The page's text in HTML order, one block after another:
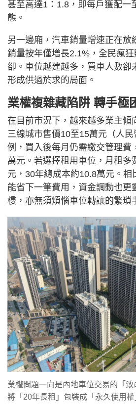
甚至高達1：1.8，即每戶獲配一
態。
另一邊廂，汽車銷量增速正在放
銷量按年僅增長2.1%，全民瘋
卻。車位越建越多，買車人數卻
形成供過於求的局面。
業權複雜藏陷阱 轉手極
在目前市況下，越來越多業主傾
三線城市售價10至15萬元（人
例，買入後每月仍需繳交管理費
萬元。若選擇租用車位，月租多
元，30年總成本約10.8萬元。相
能省下一筆費用，資金調動也更
樓，亦無須煩惱車位轉讓的繁瑣
業權問題一向是內地車位交易的「
將「20年長租」包裝成「永久使用權